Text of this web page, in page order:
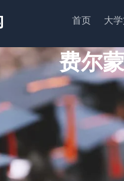
首页 大
费尔